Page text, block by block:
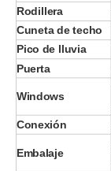
Rodillera
Cuneta de techo
Pico de lluvia
Puerta
Windows
Conexión
Embalaje